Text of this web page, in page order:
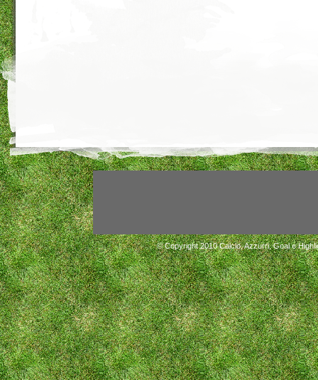
© Copyright 2010Calcio, Azzurri, Goal e